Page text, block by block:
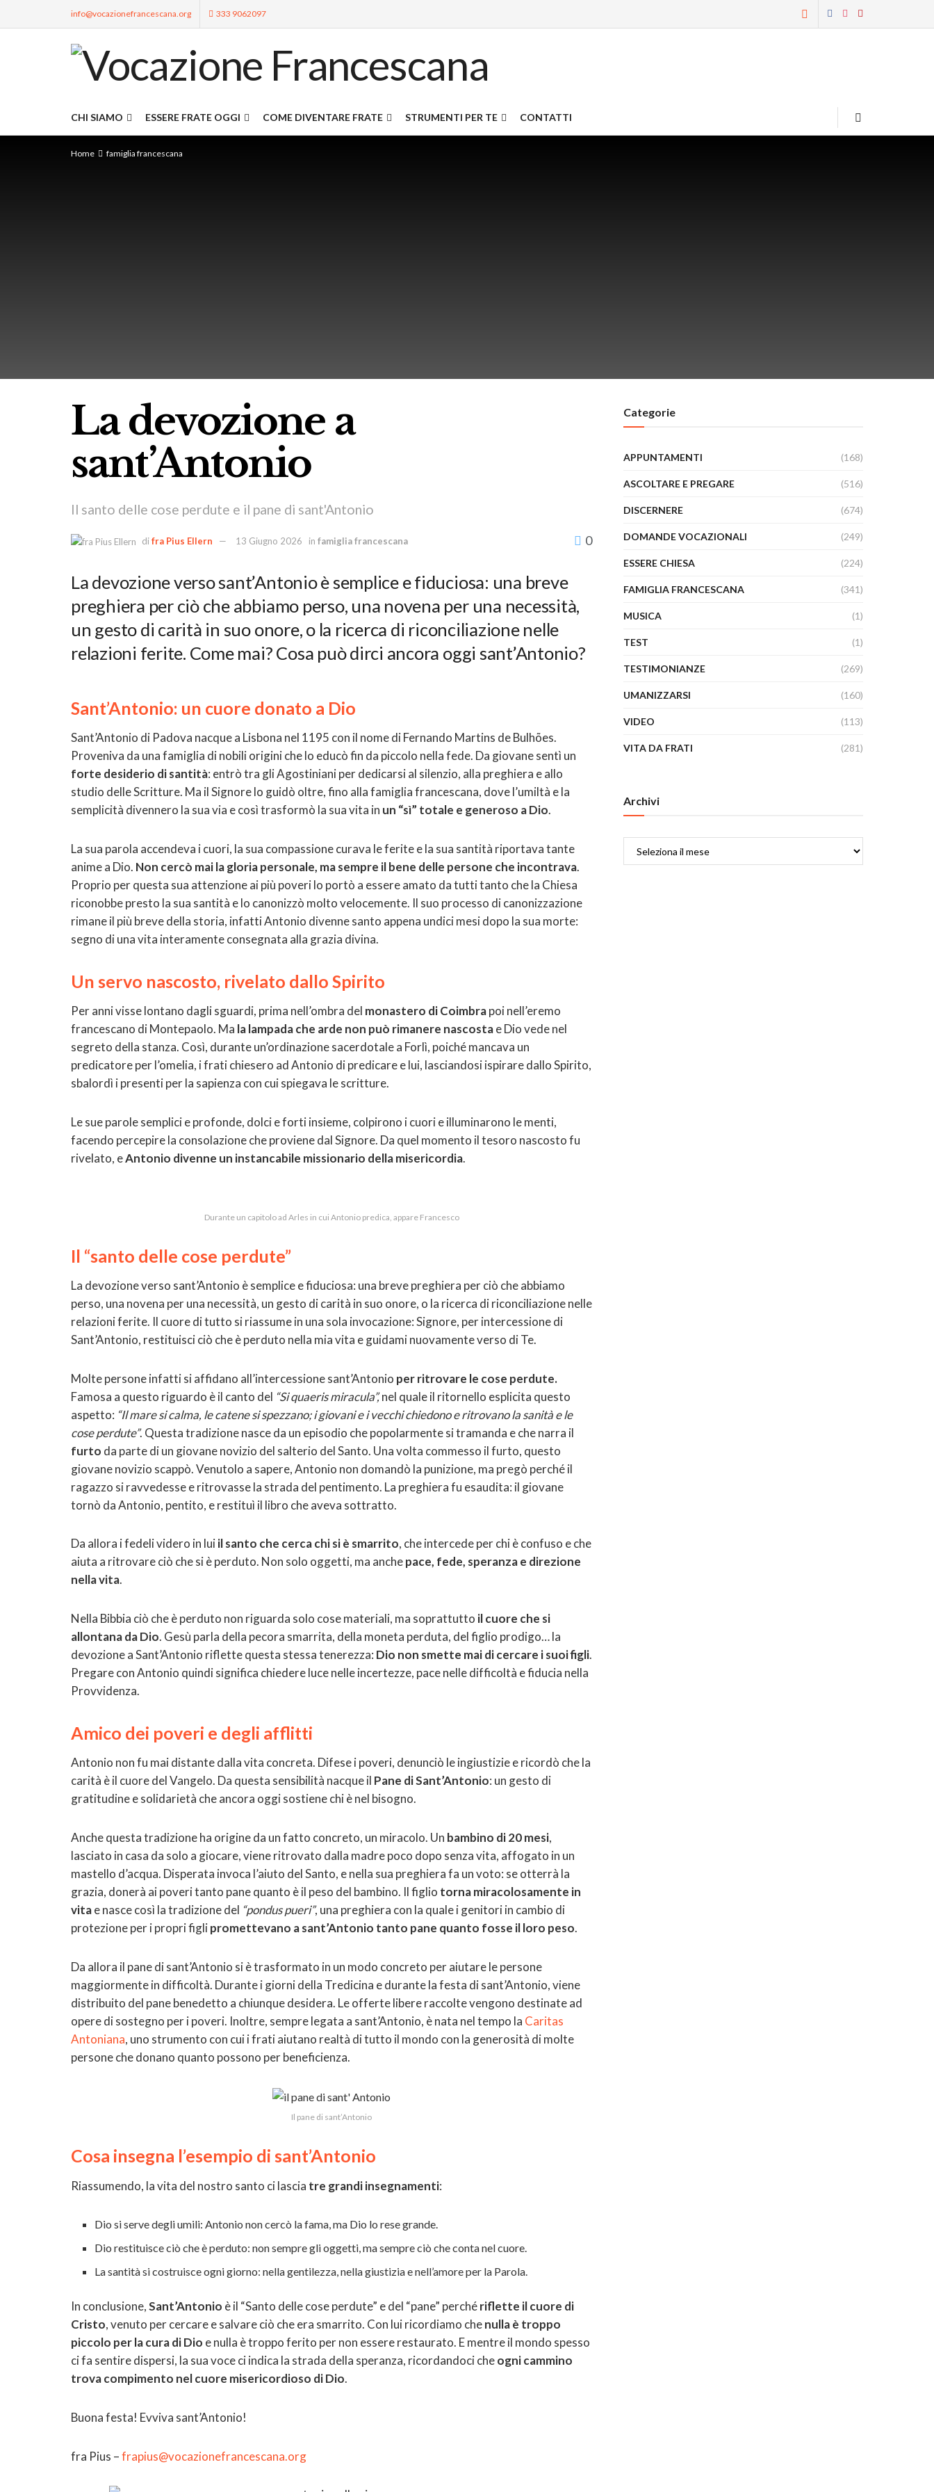
info@vocazionefrancescana.org 333 9062097
CHI SIAMO ESSERE FRATE OGGI COME DIVENTARE FRATE STRUMENTI PER TE CONTATTI
Home famiglia francescana
La devozione a
sant’Antonio
Il santo delle cose perdute e il pane di sant'Antonio
difra Pius Ellern 13 Giugno 2026 in famiglia francescana 0
La devozione verso sant’Antonio è semplice e fiduciosa: una breve
preghiera per ciò che abbiamo perso, una novena per una necessità,
un gesto di carità in suo onore, o la ricerca di riconciliazione nelle
relazioni ferite. Come mai? Cosa può dirci ancora oggi sant’Antonio?
Sant’Antonio: un cuore donato a Dio
Sant’Antonio di Padova nacque a Lisbona nel 1195 con il nome di Fernando Martins de Bulhões.
Proveniva da una famiglia di nobili origini che lo educò fin da piccolo nella fede. Da giovane sentì un
forte desiderio di santità: entrò tra gli Agostiniani per dedicarsi al silenzio, alla preghiera e allo
studio delle Scritture. Ma il Signore lo guidò oltre, fino alla famiglia francescana, dove l’umiltà e la
semplicità divennero la sua via e così trasformò la sua vita in un “sì” totale e generoso a Dio.
La sua parola accendeva i cuori, la sua compassione curava le ferite e la sua santità riportava tante
anime a Dio. Non cercò mai la gloria personale, ma sempre il bene delle persone che incontrava.
Proprio per questa sua attenzione ai più poveri lo portò a essere amato da tutti tanto che la Chiesa
riconobbe presto la sua santità e lo canonizzò molto velocemente. Il suo processo di canonizzazione
rimane il più breve della storia, infatti Antonio divenne santo appena undici mesi dopo la sua morte:
segno di una vita interamente consegnata alla grazia divina.
Un servo nascosto, rivelato dallo Spirito
Per anni visse lontano dagli sguardi, prima nell’ombra del monastero di Coimbrapoi nell’eremo
francescano di Montepaolo. Ma la lampada che arde non può rimanere nascostae Dio vede nel
segreto della stanza. Così, durante un’ordinazione sacerdotale a Forlì, poiché mancava un
predicatore per l’omelia, i frati chiesero ad Antonio di predicare e lui, lasciandosi ispirare dallo Spirito,
sbalordì i presenti per la sapienza con cui spiegava le scritture.
Le sue parole semplici e profonde, dolci e forti insieme, colpirono i cuori e illuminarono le menti,
facendo percepire la consolazione che proviene dal Signore. Da quel momento il tesoro nascosto fu
rivelato, eAntonio divenne un instancabile missionario della misericordia.
Durante un capitolo ad Arles in cui Antonio predica, appare Francesco
Il “santo delle cose perdute”
La devozione verso sant’Antonio è semplice e fiduciosa: una breve preghiera per ciò che abbiamo
perso, una novena per una necessità, un gesto di carità in suo onore, o la ricerca di riconciliazione nelle
relazioni ferite. Il cuore di tutto si riassume in una sola invocazione: Signore, per intercessione di
Sant’Antonio, restituisci ciò che è perduto nella mia vita e guidami nuovamente verso di Te.
Molte persone infatti si affidano all’intercessione sant’Antonio per ritrovare le cose perdute.
Famosa a questo riguardo è il canto del “Si quaeris miracula”,nel quale il ritornello esplicita questo
aspetto: “Il mare si calma, le catene si spezzano; i giovani e i vecchi chiedono e ritrovano la sanità e le
cose perdute”. Questa tradizione nasce da un episodio che popolarmente si tramanda e che narra il
furto da parte di un giovane novizio del salterio del Santo. Una volta commesso il furto, questo
giovane novizio scappò. Venutolo a sapere, Antonio non domandò la punizione, ma pregò perché il
ragazzo si ravvedesse e ritrovasse la strada del pentimento. La preghiera fu esaudita: il giovane
tornò da Antonio, pentito, e restituì il libro che aveva sottratto.
Da allora i fedeli videro in luiil santo che cerca chi si è smarrito, che intercede per chi è confuso e che
aiuta a ritrovare ciò che si è perduto. Non solo oggetti, ma anchepace, fede, speranza e direzione
nella vita.
Nella Bibbia ciò che è perduto non riguarda solo cose materiali, ma soprattutto il cuore che si
allontana da Dio. Gesù parla della pecora smarrita, della moneta perduta, del figlio prodigo… la
devozione a Sant’Antonio riflette questa stessa tenerezza: Dio non smette mai di cercare i suoi figli.
Pregare con Antonio quindi significa chiedere luce nelle incertezze, pace nelle difficoltà e fiducia nella
Provvidenza.
Amico dei poveri e degli afflitti
Antonio non fu mai distante dalla vita concreta. Difese i poveri, denunciò le ingiustizie e ricordò che la
carità è il cuore del Vangelo. Da questa sensibilità nacque il Pane di Sant’Antonio: un gesto di
gratitudine e solidarietà che ancora oggi sostiene chi è nel bisogno.
Anche questa tradizione ha origine da un fatto concreto, un miracolo. Un bambino di 20 mesi,
lasciato in casa da solo a giocare, viene ritrovato dalla madre poco dopo senza vita, affogato in un
mastello d’acqua. Disperata invoca l’aiuto del Santo, e nella sua preghiera fa un voto: se otterrà la
grazia, donerà ai poveri tanto pane quanto è il peso del bambino. Il figlio torna miracolosamente in
vitae nasce così la tradizione del “pondus pueri”, una preghiera con la quale i genitori in cambio di
protezione per i propri figlipromettevano a sant’Antonio tanto pane quanto fosse il loro peso.
Da allora il pane di sant’Antonio si è trasformato in un modo concreto per aiutare le persone
maggiormente in difficoltà. Durante i giorni della Tredicina e durante la festa di sant’Antonio, viene
distribuito del pane benedetto a chiunque desidera. Le offerte libere raccolte vengono destinate ad
opere di sostegno per i poveri. Inoltre, sempre legata a sant’Antonio, è nata nel tempo la Caritas
Antoniana, uno strumento con cui i frati aiutano realtà di tutto il mondo con la generosità di molte
persone che donano quanto possono per beneficienza.
Il pane di sant’Antonio
Cosa insegna l’esempio di sant’Antonio
Riassumendo, la vita del nostro santo ci lascia tre grandi insegnamenti:
Dio si serve degli umili: Antonio non cercò la fama, ma Dio lo rese grande.
Dio restituisce ciò che è perduto: non sempre gli oggetti, ma sempre ciò che conta nel cuore.
La santità si costruisce ogni giorno: nella gentilezza, nella giustizia e nell’amore per la Parola.
In conclusione,Sant’Antonio è il “Santo delle cose perdute” e del “pane” perchériflette il cuore di
Cristo, venuto per cercare e salvare ciò che era smarrito. Con lui ricordiamo chenulla è troppo
piccolo per la cura di Dio e nulla è troppo ferito per non essere restaurato. E mentre il mondo spesso
ci fa sentire dispersi, la sua voce ci indica la strada della speranza, ricordandoci cheogni cammino
trova compimento nel cuore misericordioso di Dio.
Buona festa! Evviva sant’Antonio!
fra Pius –frapius@vocazionefrancescana.org
Categorie
APPUNTAMENTI (168)
ASCOLTARE E PREGARE (516)
DISCERNERE (674)
DOMANDE VOCAZIONALI (249)
ESSERE CHIESA (224)
FAMIGLIA FRANCESCANA (341)
MUSICA (1)
TEST (1)
TESTIMONIANZE (269)
UMANIZZARSI (160)
VIDEO (113)
VITA DA FRATI (281)
Archivi